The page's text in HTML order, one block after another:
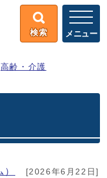
検索 メニュー
高齢・介護
[2026年6月22日]